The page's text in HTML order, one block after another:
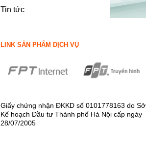
Tin tức
LINK SẢN PHẨM DỊCH VỤ
Giấy chứng nhận ĐKKD số 0101778163 do Sở
Kế hoạch Đầu tư Thành phố Hà Nội cấp ngày
28/07/2005